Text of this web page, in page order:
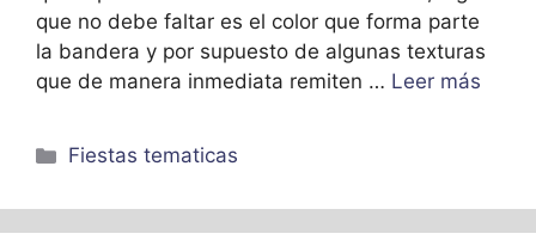
que no debe faltar es el color que forma parte
la bandera y por supuesto de algunas texturas
que de manera inmediata remiten … Leer más
Categorías
Fiestas tematicas